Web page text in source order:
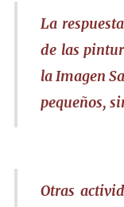
La
de las
la Imagen
pequeños,
Otras